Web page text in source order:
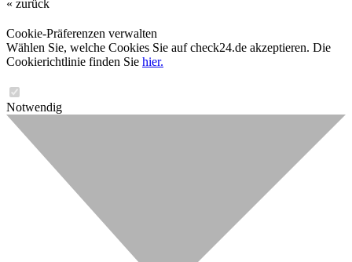
« zurück
Cookie-Präferenzen verwalten
Wählen Sie, welche Cookies Sie auf check24.de akzeptieren. Die
Cookierichtlinie finden Sie hier.
Notwendig